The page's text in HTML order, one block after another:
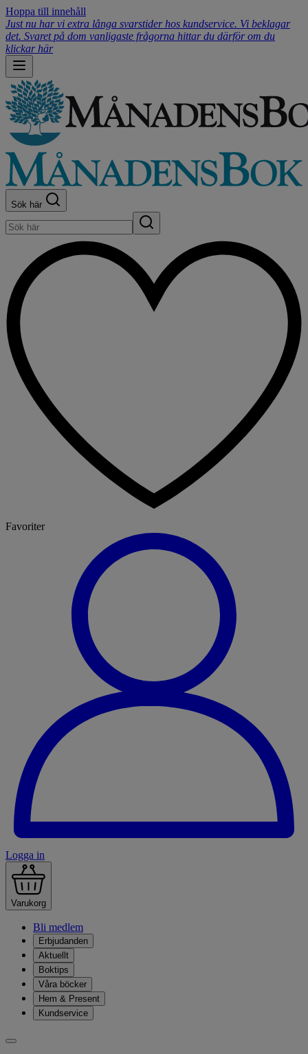
Hoppa till innehåll
Just nu har vi extra långa svarstider hos kundservice. Vi beklagar
det. Svaret på dom vanligaste frågorna hittar du därför om du
klickar här
Sök här
Favoriter
Logga in
Varukorg
Bli medlem
Erbjudanden
Aktuellt
Boktips
Våra böcker
Hem & Present
Kundservice